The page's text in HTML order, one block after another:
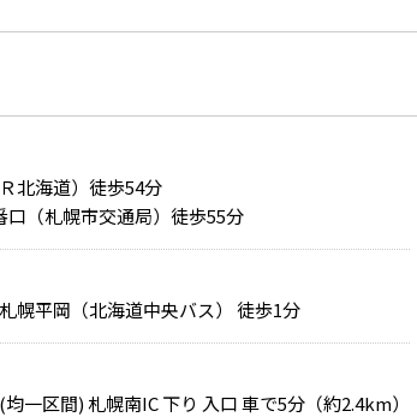
北海道）徒歩54分
口（札幌市交通局）徒歩55分
幌平岡（北海道中央バス） 徒歩1分
一区間) 札幌南IC 下り 入口 車で5分（約2.4km）